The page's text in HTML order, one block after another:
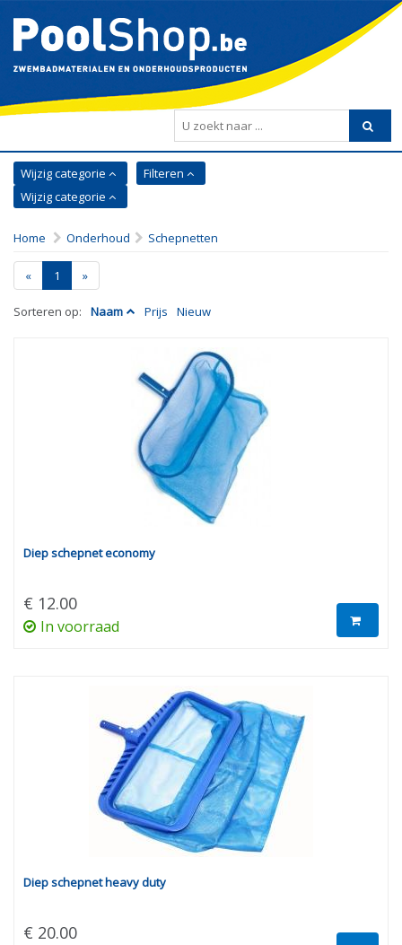
Wijzig categorie
Filteren
Wijzig categorie
Home Onderhoud Schepnetten
« 1 »
Sorteren op: Naam Prijs Nieuw
Diep schepnet economy
€ 12.00
In voorraad
Diep schepnet heavy duty
€ 20.00